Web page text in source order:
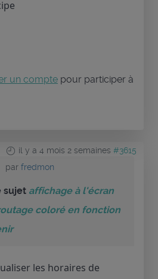
un compte pour participer à
il y a 4 mois 2 semaines #3615
par fredmon
sujet affichage à l'écran
coloré en fonction
les horaires de